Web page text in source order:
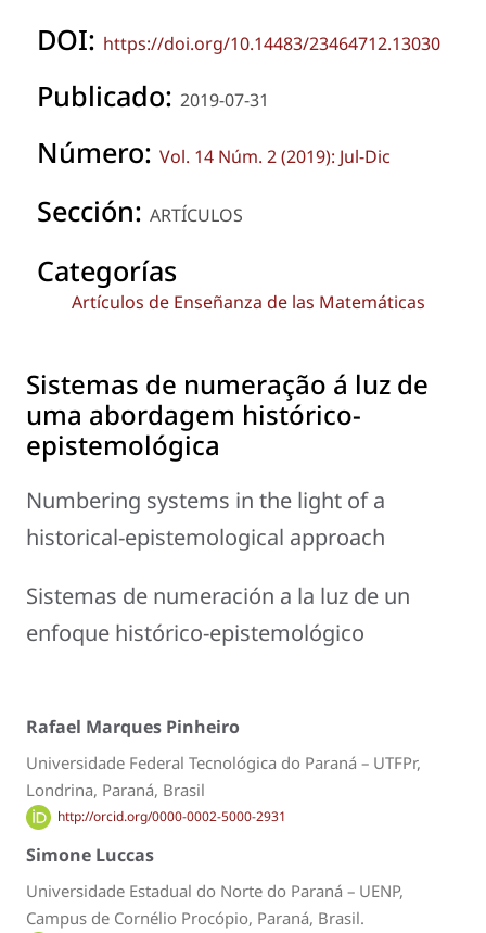
DOI: https://doi.org/10.14483/23464712.13030
Publicado: 2019-07-31
Número: Vol. 14 Núm. 2 (2019): Jul-Dic
Sección: ARTÍCULOS
Categorías
Artículos de Enseñanza de las Matemáticas
Sistemas de numeração á luz de
uma abordagem histórico-
epistemológica
Numbering systems in the light of a
historical-epistemological approach
Sistemas de numeración a la luz de un
enfoque histórico-epistemológico
Rafael Marques Pinheiro
Universidade Federal Tecnológica do Paraná – UTFPr,
Londrina, Paraná, Brasil
http://orcid.org/0000-0002-5000-2931
Simone Luccas
Universidade Estadual do Norte do Paraná – UENP,
Campus de Cornélio Procópio, Paraná, Brasil.